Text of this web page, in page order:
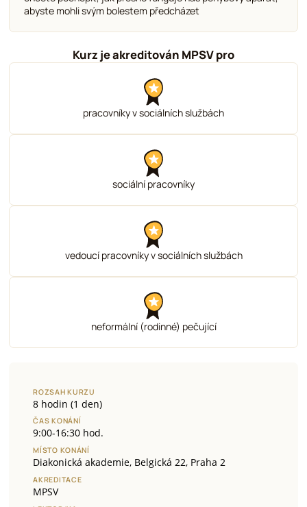
abyste mohli svým bolestem předcházet
Kurz je akreditován MPSV pro
pracovníky v sociálních službách
sociální pracovníky
vedoucí pracovníky v sociálních službách
neformální (rodinné) pečující
ROZSAH KURZU
8 hodin (1 den)
ČAS KONÁNÍ
9:00-16:30 hod.
MÍSTO KONÁNÍ
Diakonická akademie, Belgická 22, Praha 2
AKREDITACE
MPSV